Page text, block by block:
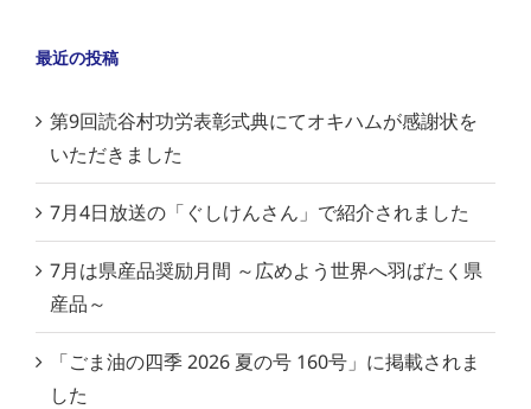
最近の投稿
第9回読谷村功労表彰式典にてオキハムが感謝状を
いただきました
7月4日放送の「ぐしけんさん」で紹介されました
7月は県産品奨励月間 ～広めよう世界へ羽ばたく県
産品～
「ごま油の四季 2026 夏の号 160号」に掲載されま
した